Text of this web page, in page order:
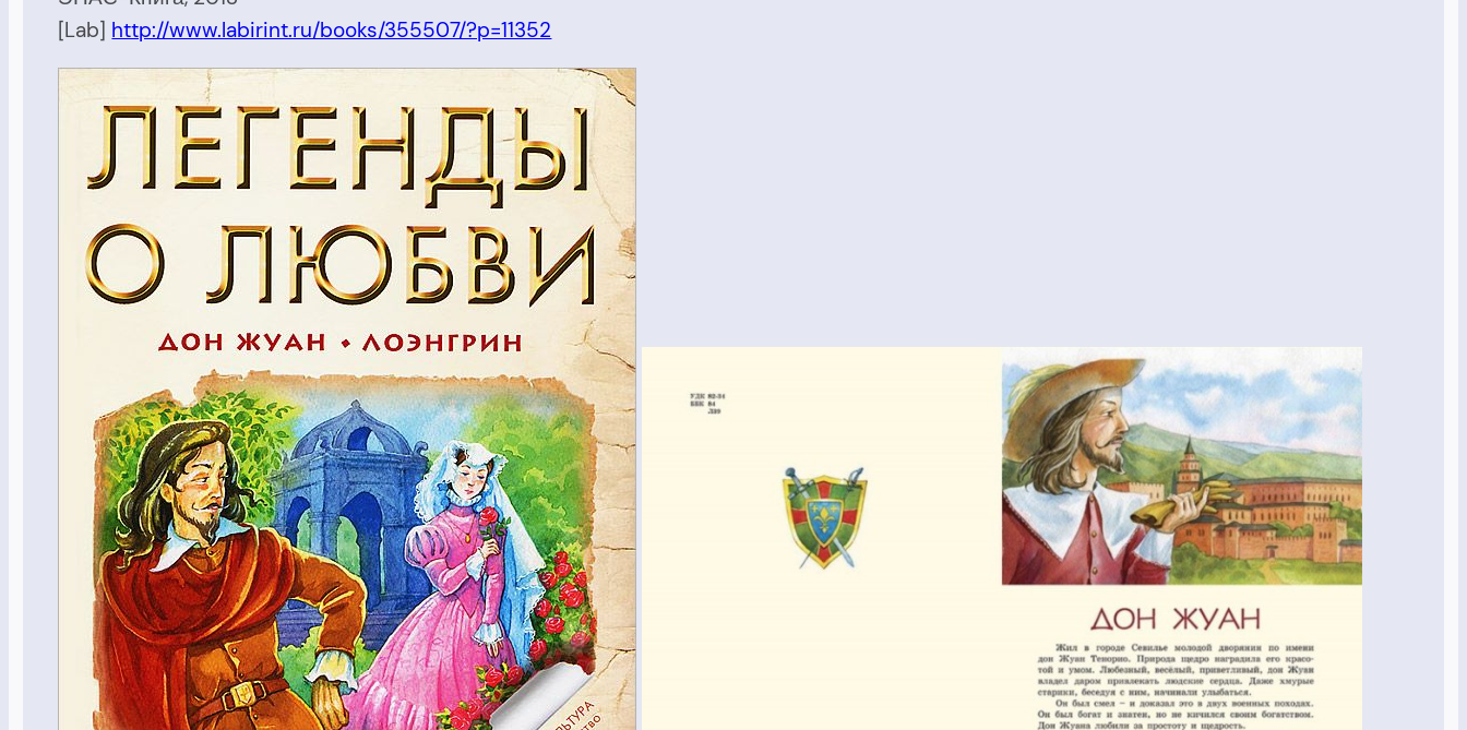
[Lab] http://www.labirint.ru/books/355507/?p=11352